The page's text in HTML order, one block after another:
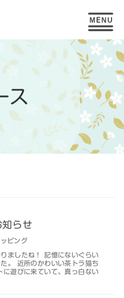
ス
らせ
ピング
ましたね！ 記憶にないぐらい
。 近所のかわいい茶トラ猫ち
に遊びに来ていて、真っ白ない